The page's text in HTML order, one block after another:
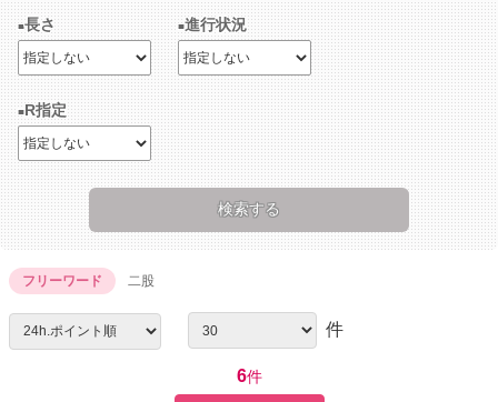
長さ 進行状況
R指定
フリーワード 二股
件
6件